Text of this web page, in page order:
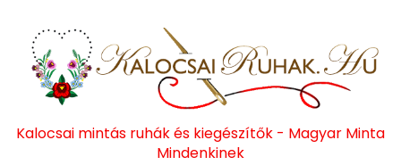
Kalocsai mintás ruhák és kiegészítők - Magyar Minta
Mindenkinek